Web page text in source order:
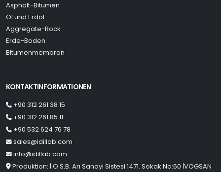
Asphalt-Bitumen
Öl und Erdöl
Aggregate-Rock
Erde-Boden
Bitumenmembran
KONTAKTINFORMATIONEN
+90 312 261 38 15
+90 312 261 85 11
+90 532 624 76 78
sales@idillab.com
info@idillab.com
Produktion: İ.O.S.B. Arı Sanayi Sistesi 1471. Sokak No:60 İVOGSAN